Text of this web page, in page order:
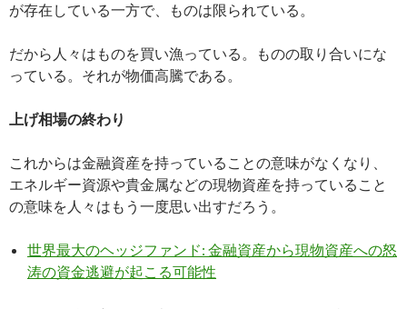
が存在している一方で、ものは限られている。
だから人々はものを買い漁っている。ものの取り合いにな
っている。それが物価高騰である。
上げ相場の終わり
これからは金融資産を持っていることの意味がなくなり、
エネルギー資源や貴金属などの現物資産を持っていること
の意味を人々はもう一度思い出すだろう。
世界最大のヘッジファンド: 金融資産から現物資産への怒
涛の資金逃避が起こる可能性